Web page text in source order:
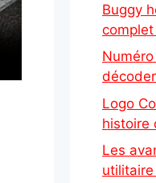
Buggy
Logo
histoire
Les
utilitaire